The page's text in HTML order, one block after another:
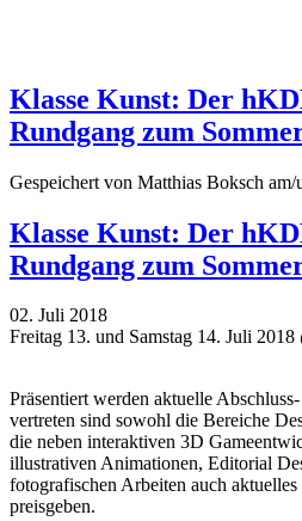
Klasse Kunst: Der
Rundgang zum
Gespeichert von Matthias Boksch am/
Klasse Kunst: Der
Rundgang zum
02. Juli 2018
Freitag 13. und Samstag 14. Juli
Präsentiert werden aktuelle
vertreten sind sowohl die Bereiche
die neben interaktiven 3D
illustrativen Animationen, Editorial
fotografischen Arbeiten auch
preisgeben.